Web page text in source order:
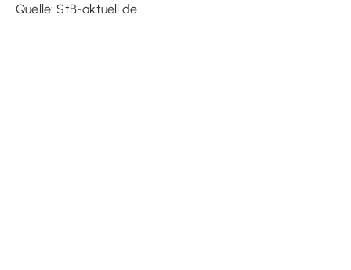
Quelle: StB-aktuell.de